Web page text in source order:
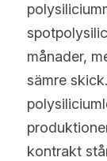
månader,
sämre
kontrakt